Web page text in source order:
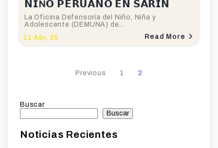
𝗡𝗜Ñ𝗢 𝗣𝗘𝗥𝗨𝗔𝗡𝗢 𝗘𝗡 𝗦𝗔𝗥𝗜́𝗡
11 Abr, 25
La Oficina Defensoría del Niño, Niña y
Adolescente (DEMUNA) de…
Read More
Previous 1 2
Buscar
Buscar
Noticias Recientes